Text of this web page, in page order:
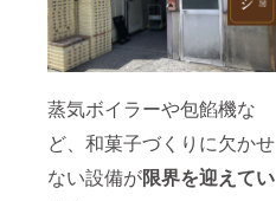
蒸気ボイラーや包餡機な
ど、和菓子づくりに欠かせ
ない設備が限界を迎えてい